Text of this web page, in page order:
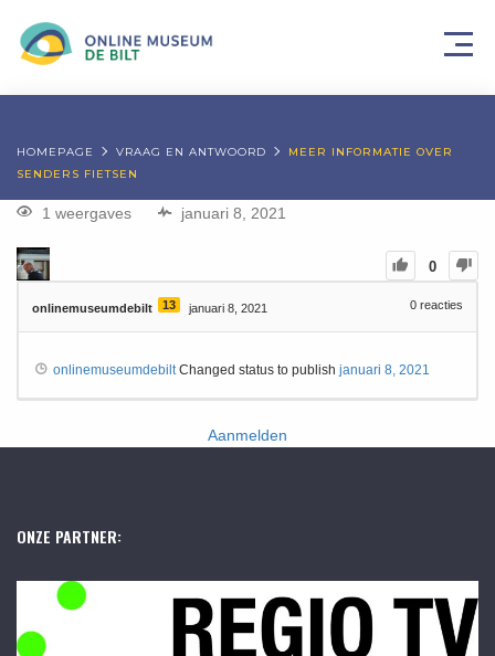
HOMEPAGE VRAAG EN ANTWOORD
MEER INFORMATIE OVER
SENDERS FIETSEN
1 weergaves januari 8, 2021
0
onlinemuseumdebilt 13 januari 8, 2021 0 reacties
onlinemuseumdebiltChanged status to publish januari 8, 2021
Aanmelden
ONZE PARTNER: